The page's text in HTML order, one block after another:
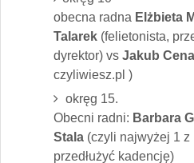
obecna radna Elżbieta
Talarek (felietonista,
dyrektor) vs Jakub Cena
czyliwiesz.pl )
okręg 15.
Obecni radni: Barbara
Stala (czyli najwyżej 1 z
przedłużyć kadencję)